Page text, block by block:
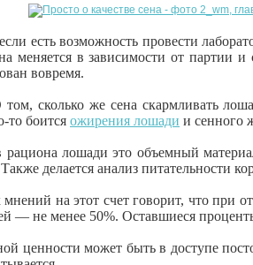
есть возможность провести
меняется в зависимости от партии
вовремя.
сколько же сена скармливать
то боится ожирения лошади и сенного
рациона лошади это объемный
делается анализ питательности
на этот счет говорит, что при
— не менее 50%. Оставшиеся
ценности может быть в доступе